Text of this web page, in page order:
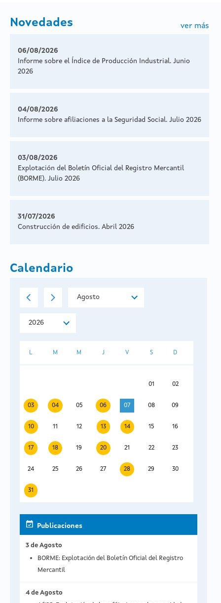
Novedades ver más
06/08/2026
Informe sobre el Índice de Producción Industrial. Junio
2026
04/08/2026
Informe sobre afiliaciones a la Seguridad Social. Julio 2026
03/08/2026
Explotación del Boletín Oficial del Registro Mercantil
(BORME). Julio 2026
31/07/2026
Construcción de edificios. Abril 2026
Calendario
L M M J V S D
01 02
03 04 05 06 07 08 09
10 11 12 13 14 15 16
17 18 19 20 21 22 23
24 25 26 27 28 29 30
31
Publicaciones
3 de Agosto
BORME: Explotación del Boletín Oficial del Registro
Mercantil
4 de Agosto